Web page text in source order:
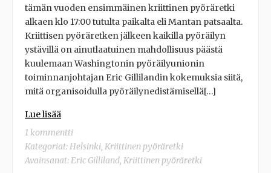
tämän vuoden ensimmäinen kriittinen pyöräretki
alkaen klo 17:00 tutulta paikalta eli Mantan patsaalta.
Kriittisen pyöräretken jälkeen kaikilla pyöräilyn
ystävillä on ainutlaatuinen mahdollisuus päästä
kuulemaan Washingtonin pyöräilyunionin
toiminnanjohtajan Eric Gillilandin kokemuksia siitä,
mitä organisoidulla pyöräilynedistämisellä[…]
Lue lisää
1 kommentti
Kategoriat:Helsinki, Kriittinen pyöräretki
Avainsanat:Eric Gilliland, Kriittinen pyöräretki